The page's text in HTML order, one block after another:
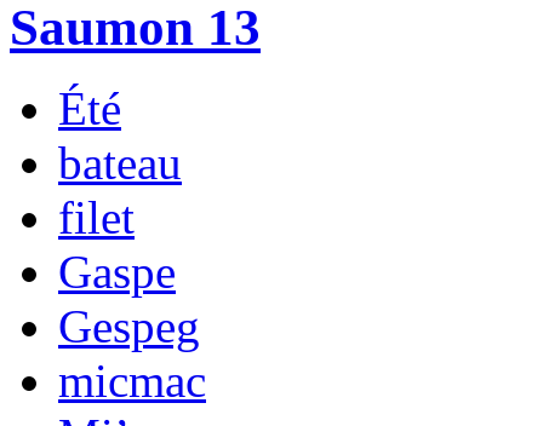
Saumon 13
Été
bateau
filet
Gaspe
Gespeg
micmac